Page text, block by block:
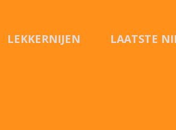
LEKKERNIJEN LAATSTE